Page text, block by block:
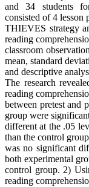
and 34 students
consisted of 4 lesson
THIEVES strategy
reading
classroom
mean, standard
and descriptive
The research
reading
between pretest and
group were
different at the .05
than the control
was no significant
both experimental
control group. 2)
reading